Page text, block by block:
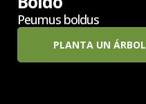
Peumus boldus
PLANTA UN ÁRBOL